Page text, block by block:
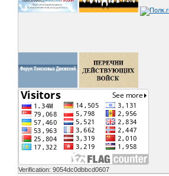
Verification: 9054dc0dbbcd0607